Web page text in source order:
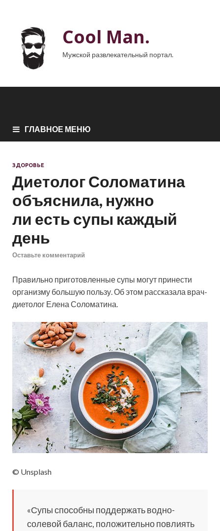
Cool Man.
Мужской развлекательный портал.
ГЛАВНОЕ МЕНЮ
ЗДОРОВЬЕ
Диетолог Соломатина
объяснила, нужно
ли есть супы каждый
день
Оставьте комментарий
Правильно приготовленные супы могут принести
организму большую пользу. Об этом рассказала врач-
диетолог Елена Соломатина.
© Unsplash
«Супы способны поддержать водно-
солевой баланс, положительно повлиять